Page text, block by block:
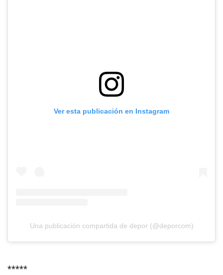
Ver esta publicación en Instagram
Una publicación compartida de depor (@deporcom)
*****